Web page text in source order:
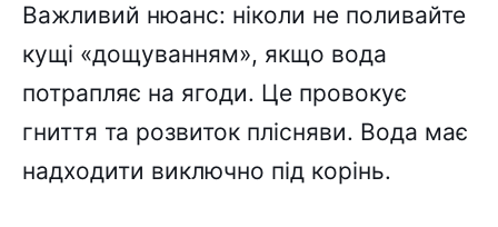
Важливий нюанс: ніколи не поливайте
кущі «дощуванням», якщо вода
потрапляє на ягоди. Це провокує
гниття та розвиток плісняви. Вода має
надходити виключно під корінь.